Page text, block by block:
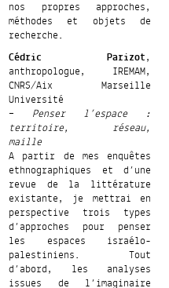
nos propres approches,
méthodes et objets de
recherche.
Cédric Parizot,
anthropologue, IREMAM,
CNRS/Aix Marseille
Université
– Penser l’espace :
territoire, réseau,
maille
A partir de mes enquêtes
ethnographiques et d’une
revue de la littérature
existante, je mettrai en
perspective trois types
d’approches pour penser
les espaces israélo-
palestiniens. Tout
d’abord, les analyses
issues de l’imaginaire